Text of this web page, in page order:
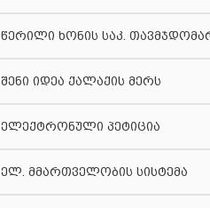
წერილი ხონის საკ.
შენი იდეა ქალაქის მერს
ელექტრონული პეტიცია
ელ. მმართველობის სისტემა